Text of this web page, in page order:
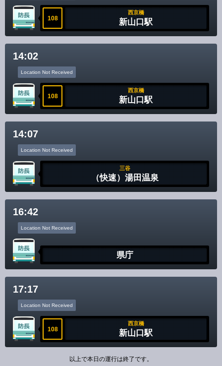
108
西京橋
新山口駅
14:02
Location Not Received
108
西京橋
新山口駅
14:07
Location Not Received
三谷
（快速）湯田温泉
16:42
Location Not Received
県庁
17:17
Location Not Received
108
西京橋
新山口駅
以上で本日の運行は終了です。